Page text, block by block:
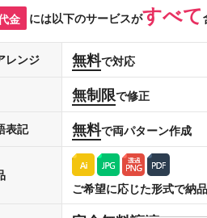
金 には以下のサービスがすべて
レンジ 無料で対応
無制限で修正
表記 無料で両パターン作成
ご希望に応じた形式で納